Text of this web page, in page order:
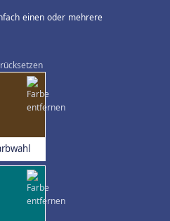
einen oder mehrere